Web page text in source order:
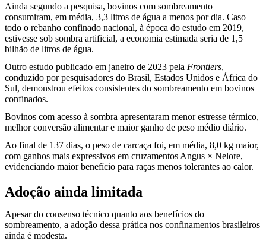
Ainda segundo a pesquisa, bovinos com sombreamento
consumiram, em média, 3,3 litros de água a menos por dia. Caso
todo o rebanho confinado nacional, à época do estudo em 2019,
estivesse sob sombra artificial, a economia estimada seria de 1,5
bilhão de litros de água.
Outro estudo publicado em janeiro de 2023 pela Frontiers,
conduzido por pesquisadores do Brasil, Estados Unidos e África do
Sul, demonstrou efeitos consistentes do sombreamento em bovinos
confinados.
Bovinos com acesso à sombra apresentaram menor estresse térmico,
melhor conversão alimentar e maior ganho de peso médio diário.
Ao final de 137 dias, o peso de carcaça foi, em média, 8,0 kg maior,
com ganhos mais expressivos em cruzamentos Angus × Nelore,
evidenciando maior benefício para raças menos tolerantes ao calor.
Adoção ainda limitada
Apesar do consenso técnico quanto aos benefícios do
sombreamento, a adoção dessa prática nos confinamentos brasileiros
ainda é modesta.